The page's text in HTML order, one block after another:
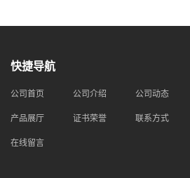
快捷导航
公司首页 公司介绍 公司动态
产品展厅 证书荣誉 联系方式
在线留言